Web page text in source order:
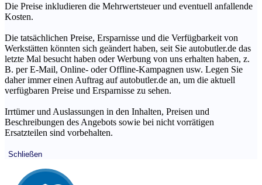
Die Preise inkludieren die Mehrwertsteuer und eventuell anfallende
Kosten.
Die tatsächlichen Preise, Ersparnisse und die Verfügbarkeit von
Werkstätten könnten sich geändert haben, seit Sie autobutler.de das
letzte Mal besucht haben oder Werbung von uns erhalten haben, z.
B. per E-Mail, Online- oder Offline-Kampagnen usw. Legen Sie
daher immer einen Auftrag auf autobutler.de an, um die aktuell
verfügbaren Preise und Ersparnisse zu sehen.
Irrtümer und Auslassungen in den Inhalten, Preisen und
Beschreibungen des Angebots sowie bei nicht vorrätigen
Ersatzteilen sind vorbehalten.
Schließen